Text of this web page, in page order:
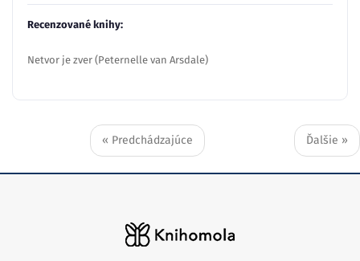
Recenzované knihy:
Netvor je zver (Peternelle van Arsdale)
« Predchádzajúce Ďalšie »